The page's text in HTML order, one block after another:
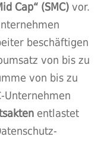
Cap“ (SMC)vor.
beschäftigen
von bis zu
von bis zu
Unternehmen
entlastet